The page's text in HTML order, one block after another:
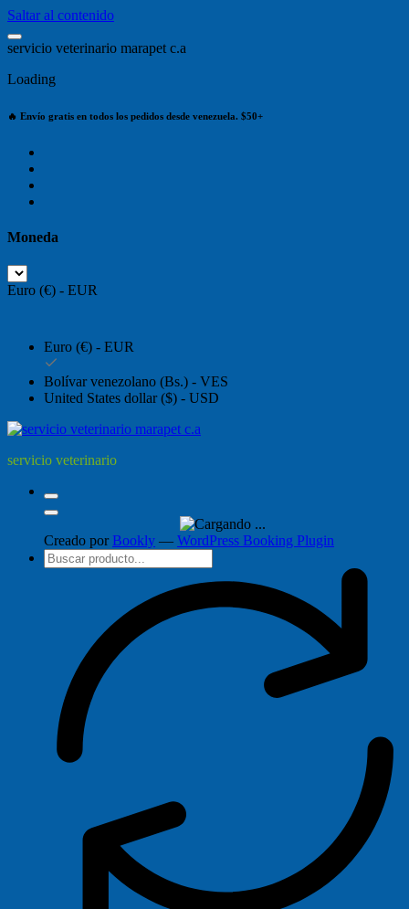
Saltar al contenido
servicio veterinario marapet c.a
Loading
🔥 Envío gratis en todos los pedidos desde venezuela. $50+
Moneda
Euro (€) - EUR
Euro (€) - EUR
Bolívar venezolano (Bs.) - VES
United States dollar ($) - USD
servicio veterinario
Creado por Bookly — WordPress Booking Plugin